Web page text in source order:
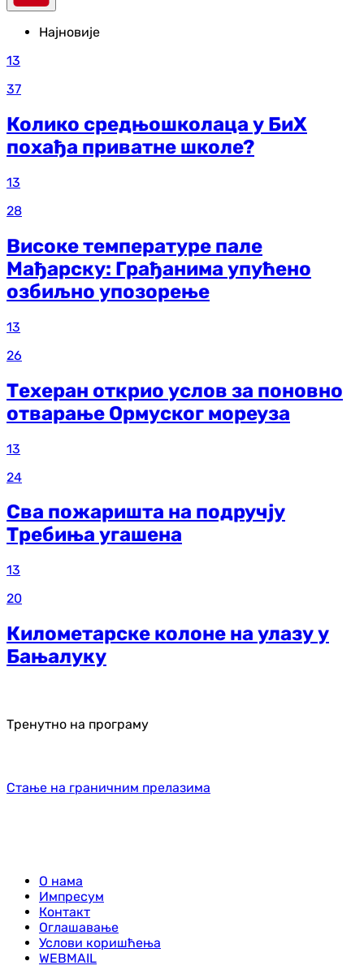
Најновије
13
37
Колико средњошколаца у БиХ
похађа приватне школе?
13
28
Високе температуре пале
Мађарску: Грађанима упућено
озбиљно упозорење
13
26
Техеран открио услов за поновно
отварање Ормуског мореуза
13
24
Сва пожаришта на подручју
Требиња угашена
13
20
Километарске колоне на улазу у
Бањалуку
Тренутно на програму
Стање на граничним прелазима
О нама
Импресум
Контакт
Оглашавање
Услови коришћења
WEBMAIL